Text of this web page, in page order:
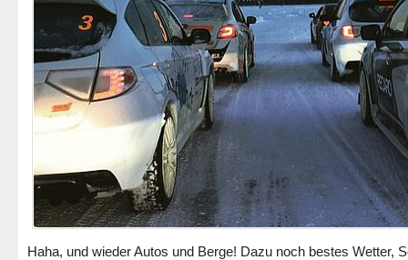
Haha, und wieder Autos und Berge! Dazu noch bestes Wetter,